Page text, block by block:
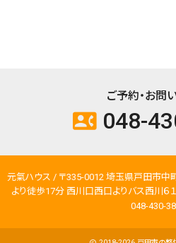
ご予約・お問
contact_phone 048-
元氣ハウス / 〒335-0012 埼玉県戸田市
より徒歩17分 西川口西口よりバス西川
048-430-